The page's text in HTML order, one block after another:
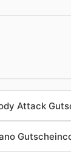
Attack